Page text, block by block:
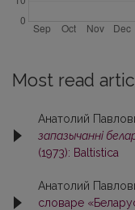
Most read
Анатолий
запазычанні
(1973): Baltistica
Анатолий
словаре